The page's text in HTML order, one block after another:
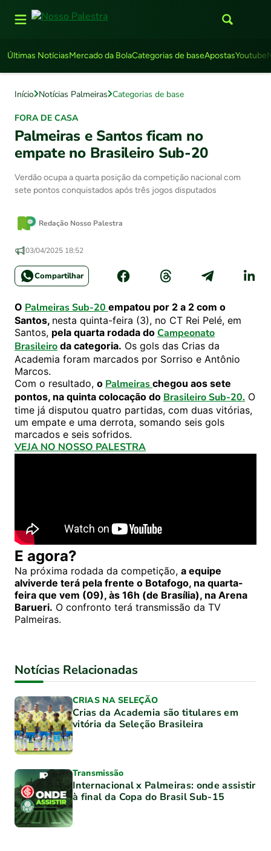
Últimas NotíciasMercado da BolaCategorias de baseApostasYoutube
Início Notícias Palmeiras Categorias de base
FORA DE CASA
Palmeiras e Santos ficam no
empate no Brasileiro Sub-20
Verdão ocupa a quarta posição da competição nacional com
sete pontos conquistados após três jogos disputados
Redação Nosso Palestra
03/04/2025 18:52
Compartilhar
O Palmeiras Sub-20 empatou por 2 a 2 com o
Santos, nesta quinta-feira (3), no CT Rei Pelé, em
Santos, pela quarta rodada do Campeonato
Brasileiro da categoria. Os gols das Crias da
Academia foram marcados por Sorriso e Antônio
Marcos.
Com o resultado, o Palmeiras chegou aos sete
pontos, na quinta colocação do Brasileiro Sub-20. O
time já disputou quatro partidas, com duas vitórias,
um empate e uma derrota, somando seis gols
marcados e seis sofridos.
VEJA NO NOSSO PALESTRA
E agora?
Na próxima rodada da competição, a equipe
alviverde terá pela frente o Botafogo, na quarta-
feira que vem (09), às 16h (de Brasília), na Arena
Barueri. O confronto terá transmissão da TV
Palmeiras.
Notícias Relacionadas
CRIAS NA SELEÇÃO
Crias da Academia são titulares em
vitória da Seleção Brasileira
Transmissão
Internacional x Palmeiras: onde assistir
à final da Copa do Brasil Sub-15